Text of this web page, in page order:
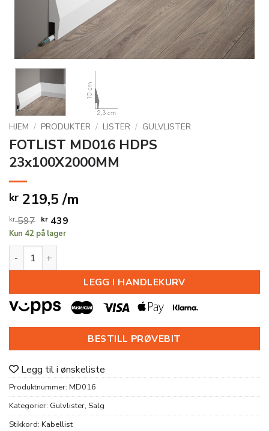
HJEM / PRODUKTER / LISTER / GULVLISTER
FOTLIST MD016 HDPS
23x100X2000MM
kr 219,5 /m
kr597 Opprinnelig
pris
var:
kr 597.
kr439Nåværende
Kun 42 på lager
FOTLIST MD016 HDPS 23x100X2000MM antall
LEGG I HANDLEKURV
BESTILL PRØVEBIT
Legg til i ønskeliste
Produktnummer: MD016
Kategorier: Gulvlister, Salg
Stikkord: Kabellist